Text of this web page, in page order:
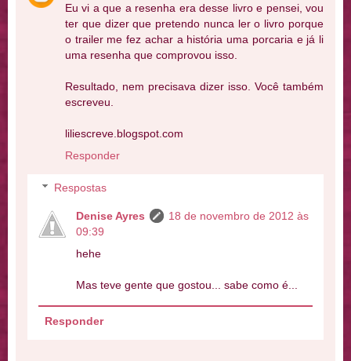
Eu vi a que a resenha era desse livro e pensei, vou
ter que dizer que pretendo nunca ler o livro porque
o trailer me fez achar a história uma porcaria e já li
uma resenha que comprovou isso.
Resultado, nem precisava dizer isso. Você também
escreveu.
liliescreve.blogspot.com
Responder
Respostas
Denise Ayres
18 de novembro de 2012 às
09:39
hehe
Mas teve gente que gostou... sabe como é...
Responder